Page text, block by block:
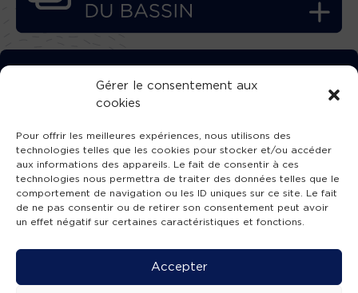
Gérer le consentement aux
cookies
Pour offrir les meilleures expériences, nous utilisons des
technologies telles que les cookies pour stocker et/ou accéder
aux informations des appareils. Le fait de consentir à ces
technologies nous permettra de traiter des données telles que le
comportement de navigation ou les ID uniques sur ce site. Le fait
de ne pas consentir ou de retirer son consentement peut avoir
un effet négatif sur certaines caractéristiques et fonctions.
Accepter
TÉLÉCHARGEZ GRATUITEMENT
L’APPLICATION TVBA !
SUIVEZ-NOUS !
Mentions légales -Accessibilité